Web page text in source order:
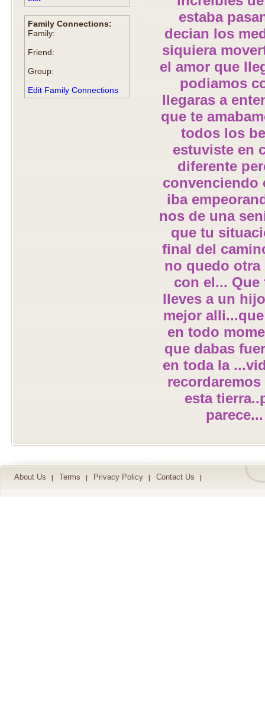
Family Connections:
Family:
Friend:
Group:
Edit Family Connections
estaba
decian los
siquiera
el amor que
podiamos
llegaras a
que te
todos los
estuviste en
diferente
convenciendo
iba
nos de una
que tu
final del
no quedo otra
con el...
lleves a un
mejor
en todo
que dabas
en toda la
esta
About Us Terms Privacy Policy Contact Us